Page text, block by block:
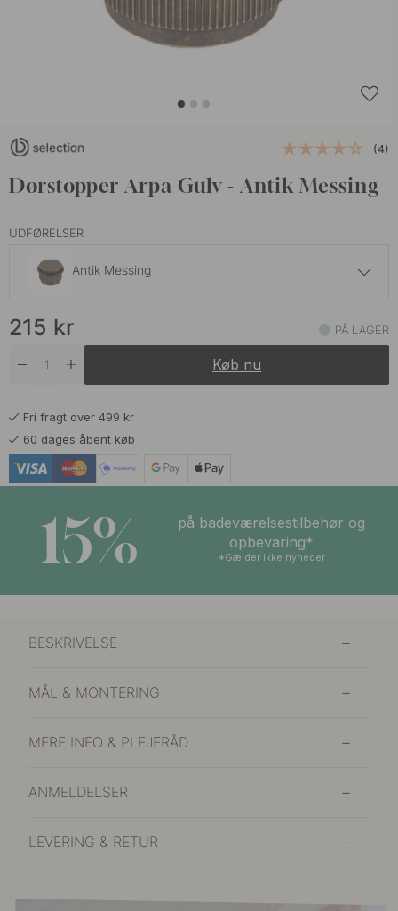
(4)
Dørstopper Arpa Gulv - Antik Messing
UDFØRELSER
Antik Messing
Børstet Messing På lager
På lager
Rustfrit Look
215 kr PÅ LAGER
Køb nu
Fri fragt over 499 kr
60 dages åbent køb
15%
på badeværelsestilbehør og
opbevaring*
*Gælder ikke nyheder
BESKRIVELSE
MÅL & MONTERING
MERE INFO & PLEJERÅD
ANMELDELSER
LEVERING & RETUR